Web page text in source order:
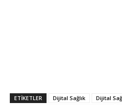
ETIKETLER Dijital Sağlık
Dijital